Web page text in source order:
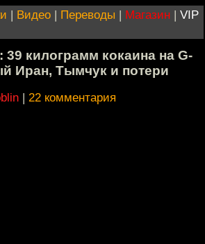
| Видео | Переводы | Магазин | VIP
39 килограмм кокаина на G-
Иран, Тымчук и потери
| 22 комментария